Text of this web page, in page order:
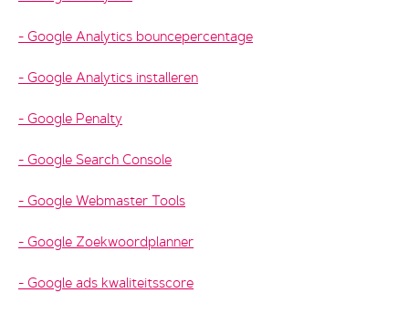
Google Analytics bouncepercentage
Google Analytics installeren
Google Penalty
Google Search Console
Google Webmaster Tools
Google Zoekwoordplanner
Google ads kwaliteitsscore